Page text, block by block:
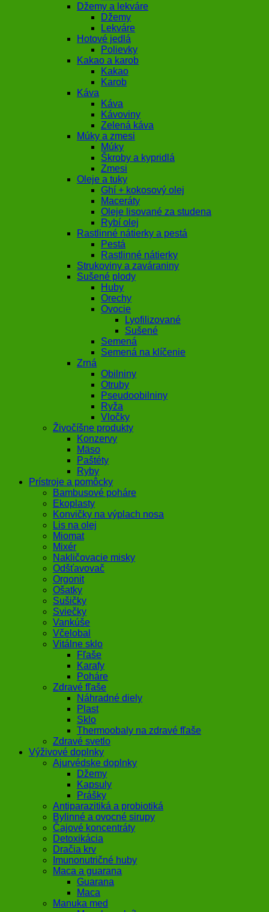
Džemy a lekváre
Džemy
Lekváre
Hotové jedlá
Polievky
Kakao a karob
Kakao
Karob
Káva
Káva
Kávoviny
Zelená káva
Múky a zmesi
Múky
Škroby a kypridlá
Zmesi
Oleje a tuky
Ghí + kokosový olej
Maceráty
Oleje lisované za studena
Rybí olej
Rastlinné nátierky a pestá
Pestá
Rastlinné nátierky
Strukoviny a zaváraniny
Sušené plody
Huby
Orechy
Ovocie
Lyofilizované
Sušené
Semená
Semená na klíčenie
Zrná
Obilniny
Otruby
Pseudoobilniny
Ryža
Vločky
Živočíšne produkty
Konzervy
Mäso
Paštéty
Ryby
Prístroje a pomôcky
Bambusové poháre
Ekoplasty
Konvičky na výplach nosa
Lis na olej
Miomat
Mixér
Nakličovacie misky
Odšťavovač
Orgonit
Ošatky
Sušičky
Sviečky
Vankúše
Včelobal
Vitálne sklo
Fľaše
Karafy
Poháre
Zdravé fľaše
Náhradné diely
Plast
Sklo
Thermoobaly na zdravé fľaše
Zdravé svetlo
Výživové doplnky
Ajurvédske doplnky
Džemy
Kapsuly
Prášky
Antiparazitiká a probiotiká
Bylinné a ovocné sirupy
Čajové koncentráty
Detoxikácia
Dračia krv
Imunonutričné huby
Maca a guarana
Guarana
Maca
Manuka med